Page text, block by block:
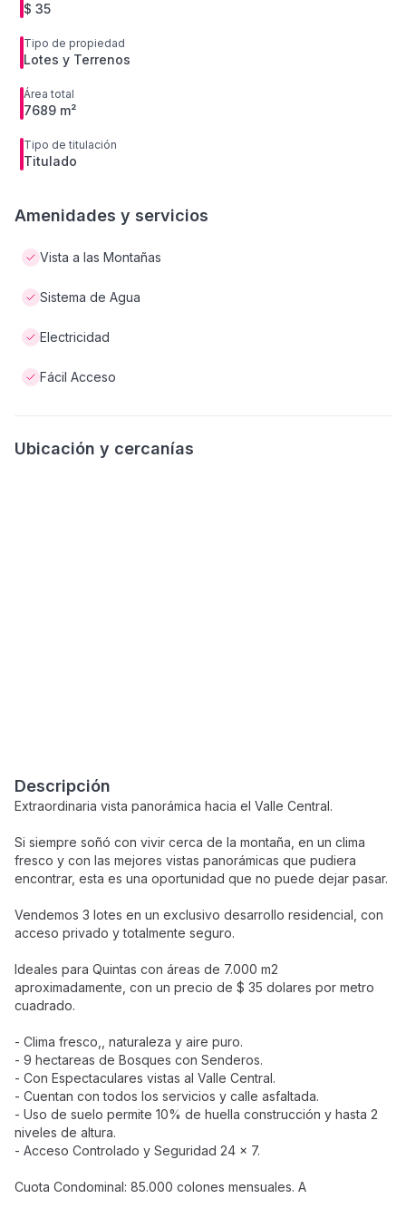
$ 35
Tipo de propiedad
Lotes y Terrenos
Área total
7689 m²
Tipo de titulación
Titulado
Amenidades y servicios
Vista a las Montañas
Sistema de Agua
Electricidad
Fácil Acceso
Ubicación y cercanías
Descripción
Extraordinaria vista panorámica hacia el Valle Central.
Si siempre soñó con vivir cerca de la montaña, en un clima
fresco y con las mejores vistas panorámicas que pudiera
encontrar, esta es una oportunidad que no puede dejar pasar.
Vendemos 3 lotes en un exclusivo desarrollo residencial, con
acceso privado y totalmente seguro.
Ideales para Quintas con áreas de 7.000 m2
aproximadamente, con un precio de $ 35 dolares por metro
cuadrado.
- Clima fresco,, naturaleza y aire puro.
- 9 hectareas de Bosques con Senderos.
- Con Espectaculares vistas al Valle Central.
- Cuentan con todos los servicios y calle asfaltada.
- Uso de suelo permite 10% de huella construcción y hasta 2
niveles de altura.
- Acceso Controlado y Seguridad 24 x 7.
Cuota Condominal: 85.000 colones mensuales. A